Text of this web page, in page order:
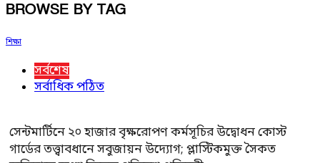
BROWSE BY TAG
শিক্ষা
সর্বশেষ
সর্বাধিক পঠিত
সেন্টমার্টিনে ২০ হাজার বৃক্ষরোপণ কর্মসূচির উদ্বোধন কোস্ট
গার্ডের তত্ত্বাবধানে সবুজায়ন উদ্যোগ; প্লাস্টিকমুক্ত সৈকত